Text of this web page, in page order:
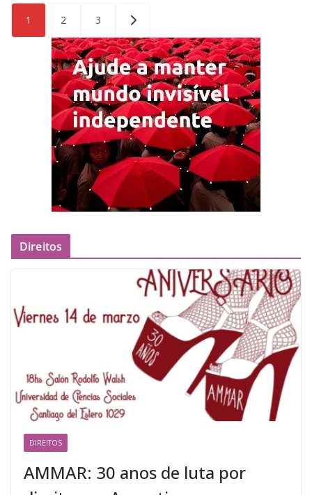
Paginação
de
posts
1 2 3
Direitos
DIREITOS
AMMAR: 30 anos de luta por